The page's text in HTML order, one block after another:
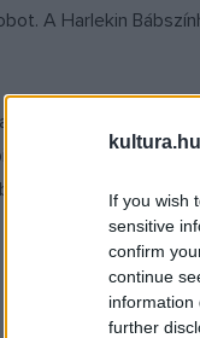
If you wish
sensitive
confirm
continue
information
further
A Harlekin
fellép többek
válik,
és